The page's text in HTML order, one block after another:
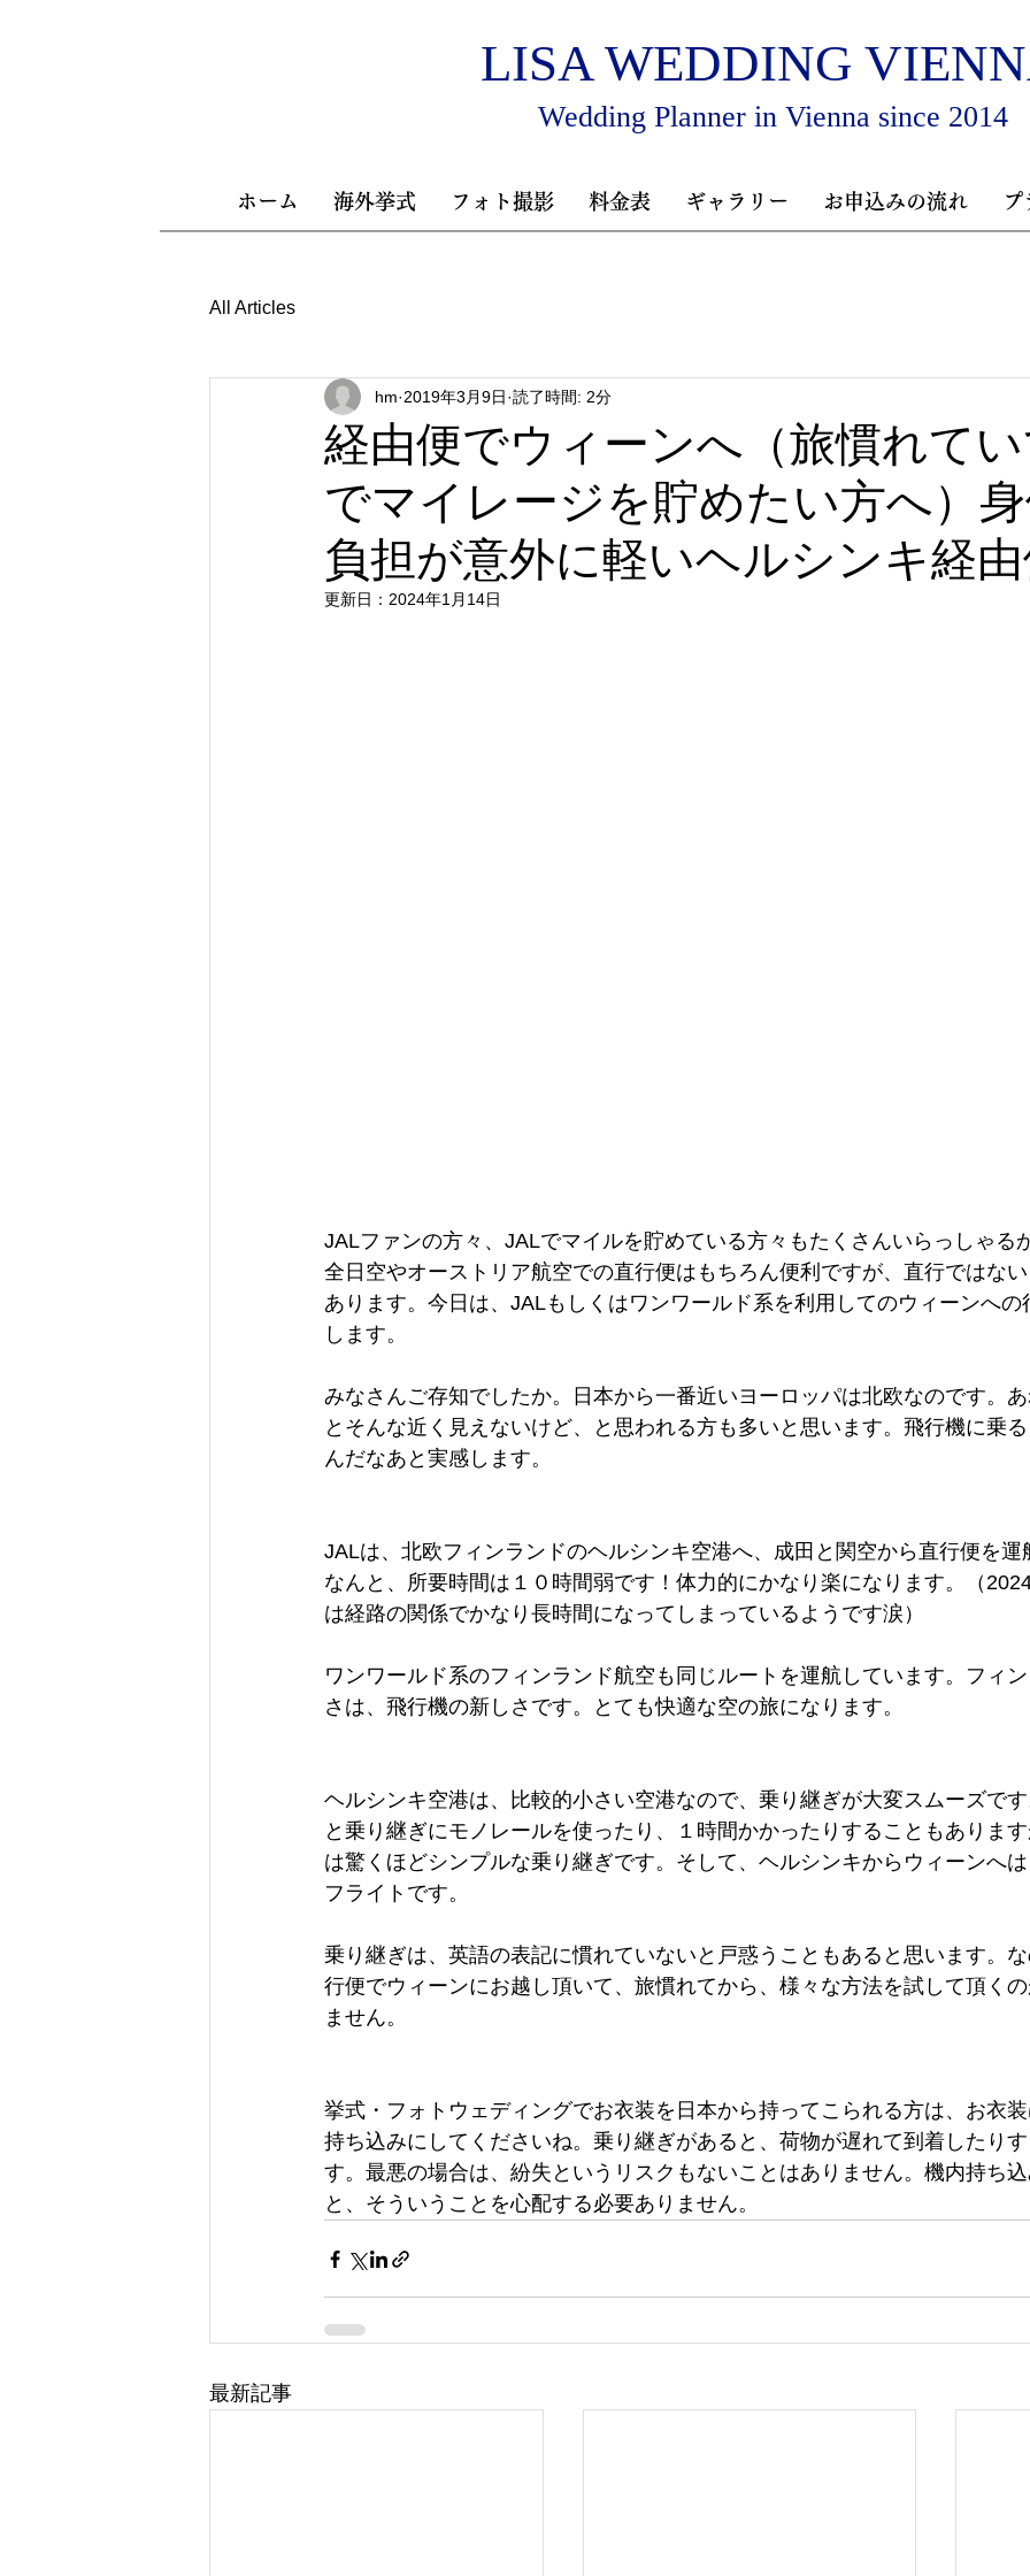
LISA WEDDING
Wedding Planner in Vienna since 2014
ホーム 海外挙式 フォト撮影 料金表 ギャラリー お申込みの流れ プ
All Articles
経由便でウィーンへ（旅慣れて
でマイレージを貯めたい方へ）
負担が意外に軽いヘルシンキ経
hm 2019年3月9日 読了時間: 2分
更新日： 2024年1月14日
JALファンの方々、JALでマイルを貯めている方々もたくさんいらっしゃる
全日空やオーストリア航空での直行便はもちろん便利ですが、直行ではな
あります。今日は、JALもしくはワンワールド系を利用してのウィーンへの
します。
みなさんご存知でしたか。日本から一番近いヨーロッパは北欧なのです。
とそんな近く見えないけど、と思われる方も多いと思います。飛行機に乗
んだなあと実感します。
JALは、北欧フィンランドのヘルシンキ空港へ、成田と関空から直行便を運
なんと、所要時間は１０時間弱です！体力的にかなり楽になります。（
は経路の関係でかなり長時間になってしまっているようです涙）
ワンワールド系のフィンランド航空も同じルートを運航しています。フィ
さは、飛行機の新しさです。とても快適な空の旅になります。
ヘルシンキ空港は、比較的小さい空港なので、乗り継ぎが大変スムーズで
と乗り継ぎにモノレールを使ったり、１時間かかったりすることもありま
は驚くほどシンプルな乗り継ぎです。そして、ヘルシンキからウィーンへ
フライトです。
乗り継ぎは、英語の表記に慣れていないと戸惑うこともあると思います。
行便でウィーンにお越し頂いて、旅慣れてから、様々な方法を試して頂く
ません。
挙式・フォトウェディングでお衣装を日本から持ってこられる方は、お衣
持ち込みにしてくださいね。乗り継ぎがあると、荷物が遅れて到着したり
す。最悪の場合は、紛失というリスクもないことはありません。機内持ち
と、そういうことを心配する必要ありません。
最新記事